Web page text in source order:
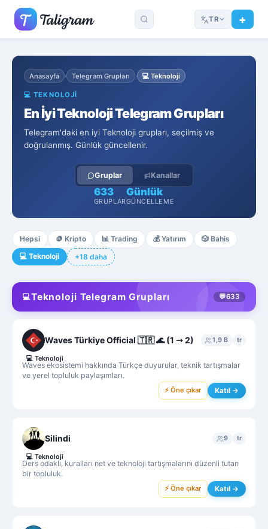
TR
Anasayfa › Telegram Grupları › 💻 Teknoloji
💻 TEKNOLOJI
En İyi Teknoloji Telegram Grupları
Telegram'daki en iyi Teknoloji grupları, seçilmiş ve
doğrulanmış. Günlük güncellenir.
Gruplar Kanallar
633
GRUPLAR
Günlük
GÜNCELLEME
Hepsi 🪙 Kripto 📊 Trading 💰 Yatırım 🎲 Bahis
💻 Teknoloji +18 daha
💻Teknoloji Telegram Grupları 💬633
Waves Türkiye Official 🇹🇷 🌊 (1 ➝ 2) 1,9 B tr
Waves ekosistemi hakkında Türkçe duyurular, teknik tartışmalar
ve yerel topluluk paylaşımları.
💻 Teknoloji
⚡ Öne çıkar Katıl →
Silindi 9 tr
Ders odaklı, kuralları net ve teknoloji tartışmalarını düzenli tutan
bir topluluk.
💻 Teknoloji
⚡ Öne çıkar Katıl →